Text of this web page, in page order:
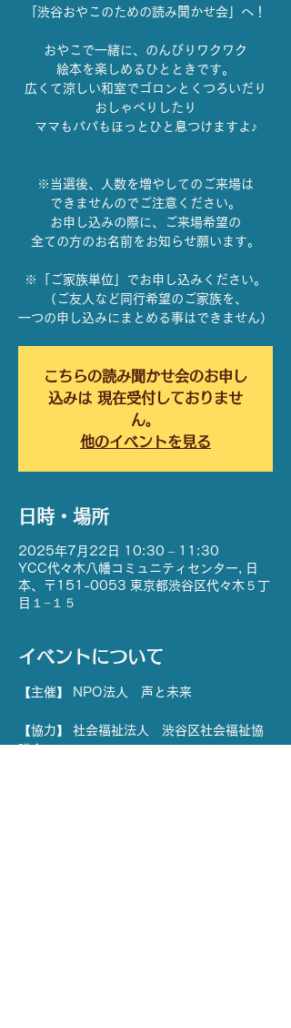
「渋谷おやこのための読み聞かせ会」へ！
おやこで一緒に、のんびりワクワク
絵本を楽しめるひとときです。
広くて涼しい和室でゴロンとくつろいだり
おしゃべりしたり
ママもパパもほっとひと息つけますよ♪
※当選後、人数を増やしてのご来場は
できませんのでご注意ください。
お申し込みの際に、ご来場希望の
全ての方のお名前をお知らせ願います。
※「ご家族単位」でお申し込みください。
（ご友人など同行希望のご家族を、
一つの申し込みにまとめる事はできません）
こちらの読み聞かせ会のお申し
込みは 現在受付しておりませ
ん。
他のイベントを見る
日時・場所
2025年7月22日 10:30 – 11:30
YCC代々木八幡コミュニティセンター, 日
本、〒151-0053 東京都渋谷区代々木５丁
目１−１５
イベントについて
【主催】 NPO法人　声と未来
【協力】 社会福祉法人　渋谷区社会福祉協